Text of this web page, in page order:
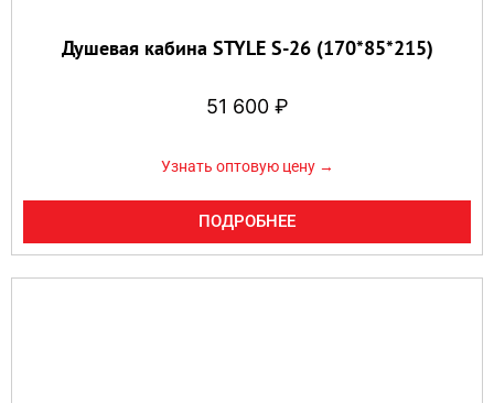
Душевая кабина STYLE S-26 (170*85*215)
51 600 ₽
Узнать оптовую цену →
ПОДРОБНЕЕ